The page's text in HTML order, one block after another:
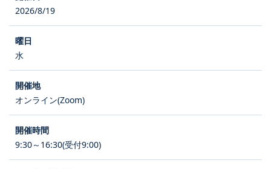
2026/8/19
水
オンライン(Zoom)
9:30～16:30(受付9:00)